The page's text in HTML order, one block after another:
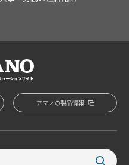
アマノの製品情報